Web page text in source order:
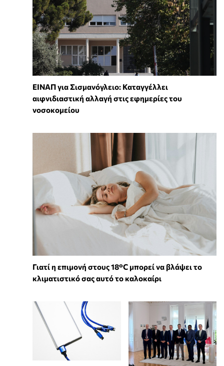
ΕΙΝΑΠ για Σισμανόγλειο: Καταγγέλλει
αιφνιδιαστική αλλαγή στις εφημερίες του
νοσοκομείου
Γιατί η επιμονή στους 18°C μπορεί να βλάψει το
κλιματιστικό σας αυτό το καλοκαίρι